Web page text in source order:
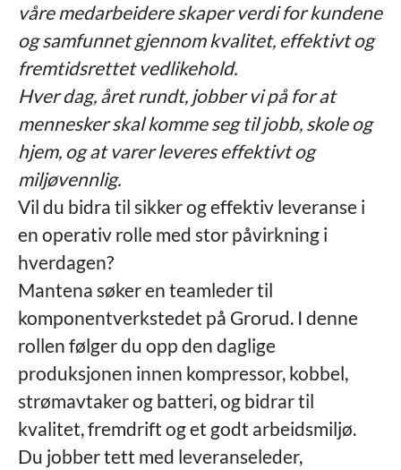
våre medarbeidere skaper verdi for kundene
og samfunnet gjennom kvalitet, effektivt og
fremtidsrettet vedlikehold.
Hver dag, året rundt, jobber vi på for at
mennesker skal komme seg til jobb, skole og
hjem, og at varer leveres effektivt og
miljøvennlig.
Vil du bidra til sikker og effektiv leveranse i
en operativ rolle med stor påvirkning i
hverdagen?
Mantena søker en teamleder til
komponentverkstedet på Grorud. I denne
rollen følger du opp den daglige
produksjonen innen kompressor, kobbel,
strømavtaker og batteri, og bidrar til
kvalitet, fremdrift og et godt arbeidsmiljø.
Du jobber tett med leveranseleder,